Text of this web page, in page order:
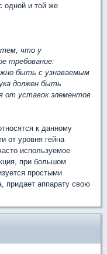
одной и той же
тем, что у
требование:
быть с узнаваемым
должен быть
от уставок элементов
к данному
от уровня гейна
используемое
при большом
простыми
придает аппарату свою